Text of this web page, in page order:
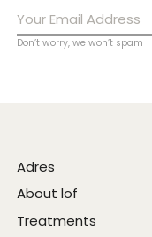
Don’t worry, we won’t spam
Adres
About lof
Treatments